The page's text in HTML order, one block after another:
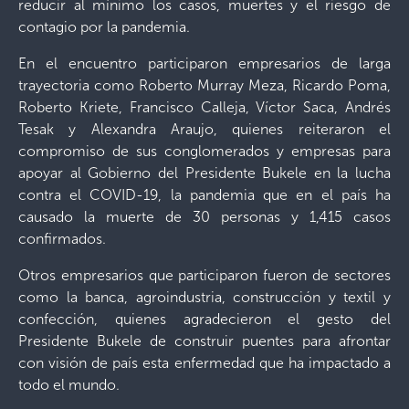
reducir al mínimo los casos, muertes y el riesgo de
contagio por la pandemia.
En el encuentro participaron empresarios de larga
trayectoria como Roberto Murray Meza, Ricardo Poma,
Roberto Kriete, Francisco Calleja, Víctor Saca, Andrés
Tesak y Alexandra Araujo, quienes reiteraron el
compromiso de sus conglomerados y empresas para
apoyar al Gobierno del Presidente Bukele en la lucha
contra el COVID-19, la pandemia que en el país ha
causado la muerte de 30 personas y 1,415 casos
confirmados.
Otros empresarios que participaron fueron de sectores
como la banca, agroindustria, construcción y textil y
confección, quienes agradecieron el gesto del
Presidente Bukele de construir puentes para afrontar
con visión de país esta enfermedad que ha impactado a
todo el mundo.